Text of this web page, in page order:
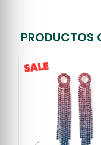
PRODUCTOS